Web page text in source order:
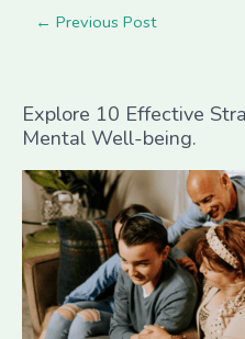
← Previous Post
Explore 10 Effective
Mental Well-being.